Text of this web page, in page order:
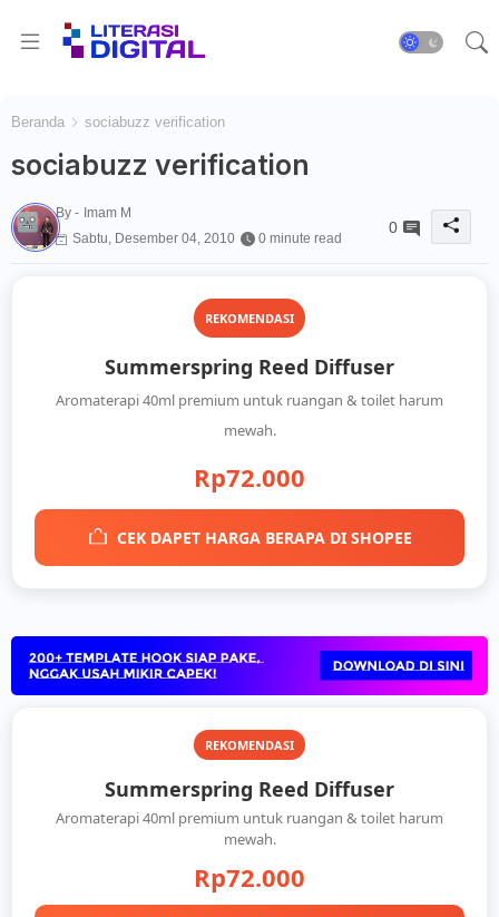
Beranda sociabuzz verification
sociabuzz verification
By - Imam M
Sabtu, Desember 04, 2010
0 minute read
0
REKOMENDASI
Summerspring Reed Diffuser
Aromaterapi 40ml premium untuk ruangan & toilet harum
mewah.
Rp72.000
CEK DAPET HARGA BERAPA DI SHOPEE
REKOMENDASI
Summerspring Reed Diffuser
Aromaterapi 40ml premium untuk ruangan & toilet harum
mewah.
Rp72.000